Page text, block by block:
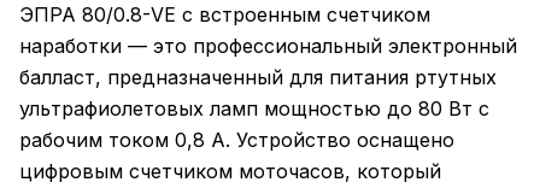
ЭПРА 80/0.8-VE с встроенным счетчиком
наработки — это профессиональный электронный
балласт, предназначенный для питания ртутных
ультрафиолетовых ламп мощностью до 80 Вт с
рабочим током 0,8 А. Устройство оснащено
цифровым счетчиком моточасов, который